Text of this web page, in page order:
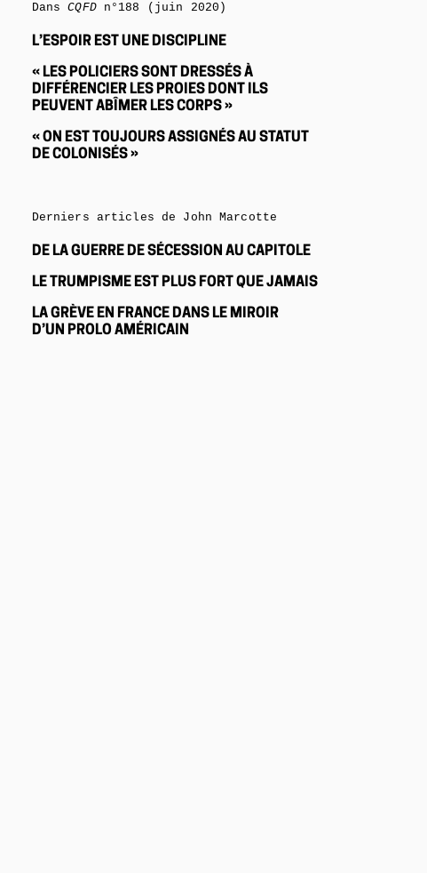
DansCQFDn°188 (juin 2020)
L’ESPOIR EST UNE DISCIPLINE
« LES POLICIERS SONT DRESSÉS À
DIFFÉRENCIER LES PROIES DONT ILS
PEUVENT ABÎMER LES CORPS »
« ON EST TOUJOURS ASSIGNÉS AU STATUT
DE COLONISÉS »
Derniers articles de John Marcotte
DE LA GUERRE DE SÉCESSION AU CAPITOLE
LE TRUMPISME EST PLUS FORT QUE JAMAIS
LA GRÈVE EN FRANCE DANS LE MIROIR
D’UN PROLO AMÉRICAIN